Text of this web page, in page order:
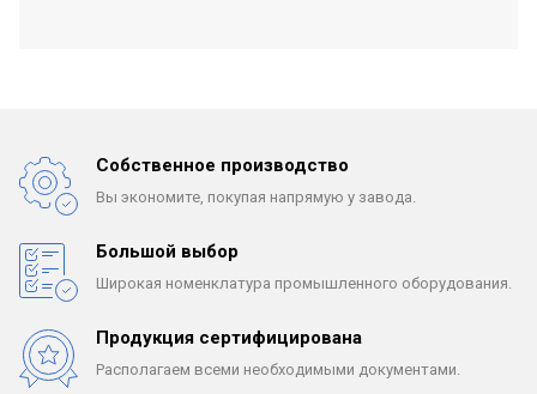
Собственное производство
Вы экономите, покупая напрямую у завода.
Большой выбор
Широкая номенклатура промышленного оборудования.
Продукция сертифицирована
Располагаем всеми необходимыми документами.